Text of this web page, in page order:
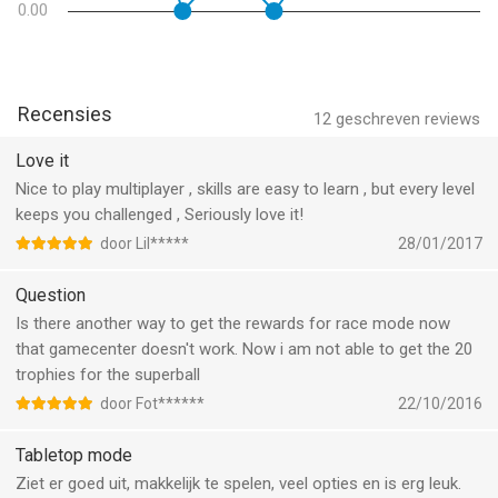
* Leaderboards
* Universal App
* 2 Multiplayer Modes
* 250 Challenging Holes
* 71 Achievements
* 34 Hats
* 14 Golfers
* Dynamic Courses
* Local Multiplayer Support Over Bluetooth
Thanks to all of our fans who have been waiting patiently for
the release! We hope you enjoy.
At Noodlecake Studios we focus on making fun games. If you
appreciate what we do and like our game, please give our game
0.00
12 geschreven reviews
Recensies
Love it
Nice to play multiplayer , skills are easy to learn , but every level
keeps you challenged , Seriously love it!
door Lil***** 28/01/2017
Question
Is there another way to get the rewards for race mode now
that gamecenter doesn't work. Now i am not able to get the 20
trophies for the superball
door Fot****** 22/10/2016
Tabletop mode
Ziet er goed uit, makkelijk te spelen, veel opties en is erg leuk.